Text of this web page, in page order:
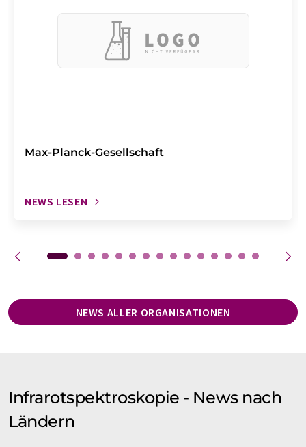
Max-Planck-Gesellschaft
NEWS LESEN
NEWS ALLER ORGANISATIONEN
Infrarotspektroskopie - News nach
Ländern